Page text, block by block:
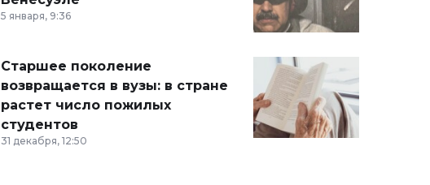
5 января, 9:36
Старшее поколение
возвращается в вузы: в стране
растет число пожилых
студентов
31 декабря, 12:50